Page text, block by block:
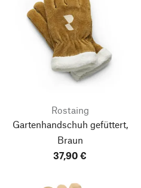
Rostaing
Gartenhandschuh gefüttert,
Braun
37,90 €